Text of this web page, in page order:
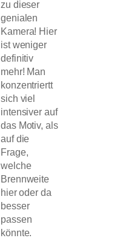
zu dieser
genialen
Kamera! Hier
ist weniger
definitiv
mehr! Man
konzentriertt
sich viel
intensiver auf
das Motiv, als
auf die
Frage,
welche
Brennweite
hier oder da
besser
passen
könnte.